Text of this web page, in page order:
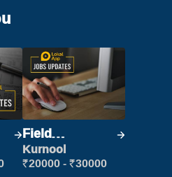
Field
Marketing
Executive
Kurnool
₹20000 - ₹30000